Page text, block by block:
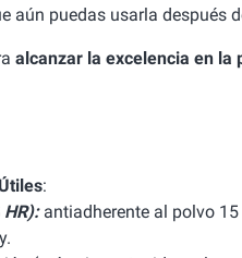
aún puedas usarla después
alcanzar la excelencia en la
:
HR):antiadherente al polvo